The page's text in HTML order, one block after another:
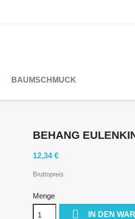
BAUMSCHMUCK
BEHANG
12,34 €
Bruttopreis
Menge
 IN DEN